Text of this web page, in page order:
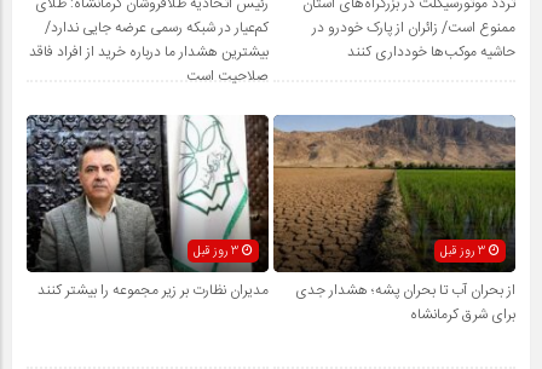
ممنوع است/ زائران از پارک خودرو در
حاشیه موکب‌ها خودداری کنند
کم‌عیار در شبکه رسمی عرضه جایی ندارد/
بیشترین هشدار ما درباره خرید از افراد فاقد
صلاحیت است
3 روز قبل
از بحران آب تا بحران پشه؛ هشدار جدی
برای شرق کرمانشاه
مدیران نظارت بر زیر مجموعه را بیشتر کنند